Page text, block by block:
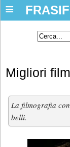
≡
Migliori
La filmografia
belli.